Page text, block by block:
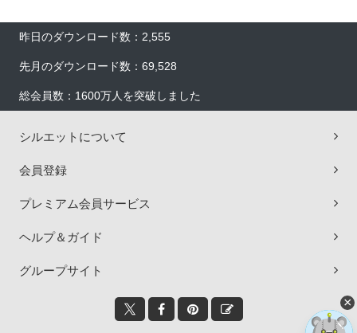
昨日のダウンロード数：2,555
先月のダウンロード数：69,528
総会員数：1600万人を突破しました
シルエットについて
会員登録
プレミアム会員サービス
ヘルプ＆ガイド
グループサイト
×